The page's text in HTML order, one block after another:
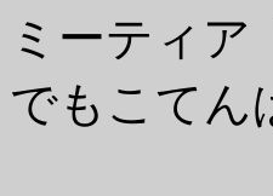
ミーティ
でもこてん